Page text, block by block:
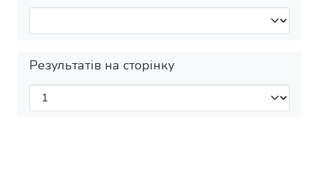
Результатів на сторінку